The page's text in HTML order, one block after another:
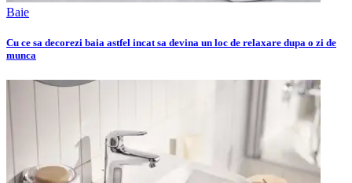
Baie
Cu ce sa decorezi baia astfel incat sa devina un loc de relaxare dupa o zi de
munca